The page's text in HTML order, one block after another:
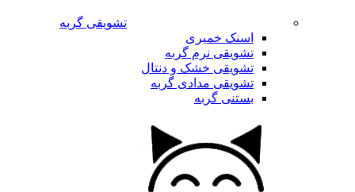
تشویقی گربه
اسنک خمیری
تشویقی نرم گربه
تشویقی خشک و دنتال
تشویقی مدادی گربه
بستنی گربه